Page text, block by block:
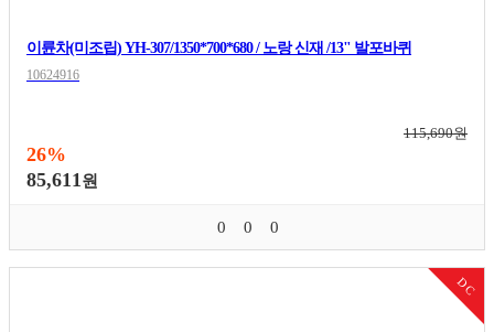
이륜차(미조립) YH-307/1350*700*680 / 노랑 신재 /13" 발포바퀴
10624916
115,690원
26%
85,611 원
0 0 0
DC